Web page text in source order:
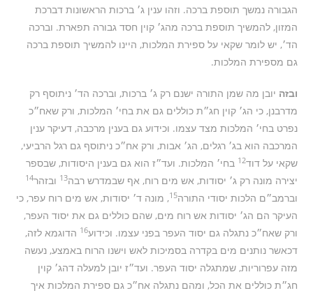
הגבורה נמשך תוספת ברכה. וזהו ענין ג׳ ברכות הראשונות דברכת
המזון, להמשיך תוספת ברכה מהג׳ קוין חסד גבורה תפארת. וברכה
הד׳, יש לומר שקאי על ספירת המלכות, היינו להמשיך תוספת ברכה
גם מספירת המלכות.
ובזה יובן מה שמן התורה ישנם רק ג׳ ברכות, וברכה הד׳ ניתוסף רק
מדרבנן, כי הג׳ קוין חג״ת כוללים גם את בחי׳ המלכות, ורק שאח״כ
נפרט בחי׳ המלכות מצד עצמו. וכידוע גם בענין מרכבה, דעיקר ענין
המרכבה הוא בג׳ רגלים, הג׳ אבות, ורק אח״כ ניתוסף גם רגל הרביעי,
שקאי על דוד12 בחי׳ המלכות. ועד״ז הוא גם בענין היסודות, שבספר
יצירה מונה רק ג׳ יסודות, אש מים רוח, אף שבמדרש רבה13 ובזהר14
וברמב״ם הלכות יסודי התורה15, מונה ד׳ יסודות, אש מים רוח עפר, כי
העיקר הם הג׳ יסודות אש רוח מים, שהם כוללים גם את יסוד העפר,
ורק שאח״כ נתגלה גם יסוד העפר בפני עצמו. וכידוע16 הדוגמא לזה,
דכאשר נותנים מים בקדרה בסמיכות לאש וישנו הרוח באמצע, נעשה
מזה עפרוריות, שמתגלה יסוד העפר. ועד״ז יובן למעלה דהג׳ קוין
חג״ת כוללים את הכל, ומהם נתגלה אח״כ גם ספירת המלכות איך